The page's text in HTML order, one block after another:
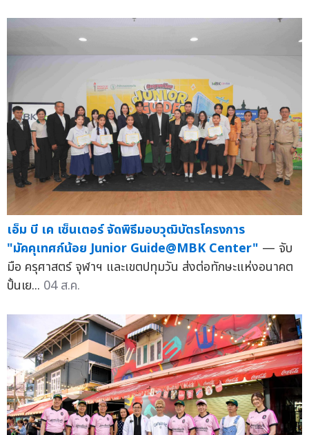
เอ็ม บี เค เซ็นเตอร์ จัดพิธีมอบวุฒิบัตรโครงการ
"มัคคุเทศก์น้อย Junior Guide@MBK Center" — จับ
มือ ครุศาสตร์ จุฬาฯ และเขตปทุมวัน ส่งต่อทักษะแห่งอนาคต
ปั้นเย... 04 ส.ค.